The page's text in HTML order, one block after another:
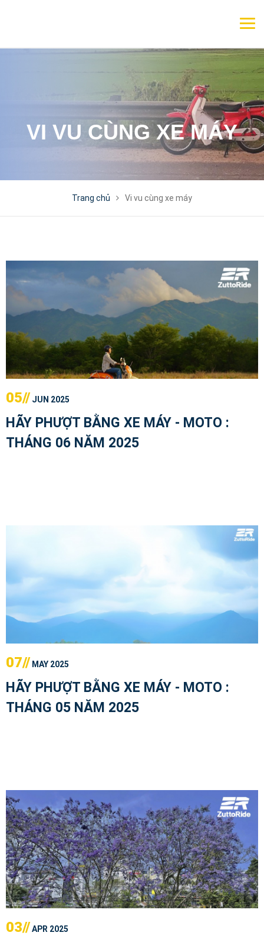
VI VU CÙNG XE MÁY
Trang chủ Vi vu cùng xe máy
05// JUN 2025
HÃY PHƯỢT BẰNG XE MÁY - MOTO :
THÁNG 06 NĂM 2025
07// MAY 2025
HÃY PHƯỢT BẰNG XE MÁY - MOTO :
THÁNG 05 NĂM 2025
03//APR 2025